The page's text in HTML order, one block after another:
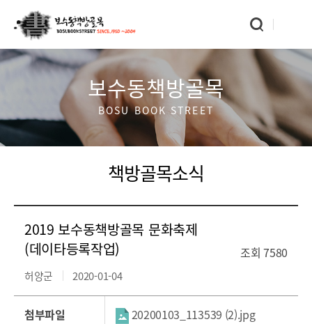
보수동책방골목
BOSU BOOK STREET
책방골목소식
2019 보수동책방골목 문화축제
(데이타등록작업)
조회 7580
허양군 2020-01-04
첨부파일 20200103_113539 (2).jpg